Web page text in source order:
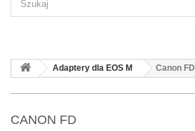
Adaptery dla EOS M Canon FD
CANON FD